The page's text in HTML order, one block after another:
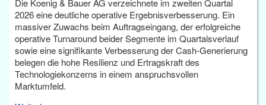
2026 eine deutliche operative Ergebnisverbesserung. Ein
massiver Zuwachs beim Auftragseingang, der erfolgreiche
operative Turnaround beider Segmente im Quartalsverlauf
sowie eine signifikante Verbesserung der Cash-Generierung
belegen die hohe Resilienz und Ertragskraft des
Technologiekonzerns in einem anspruchsvollen
Marktumfeld.